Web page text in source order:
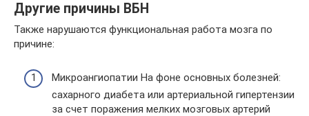
Другие причины ВБН
Также нарушаются функциональная работа мозга по
причине:
Микроангиопатии На фоне основных болезней:
сахарного диабета или артериальной гипертензии
за счет поражения мелких мозговых артерий